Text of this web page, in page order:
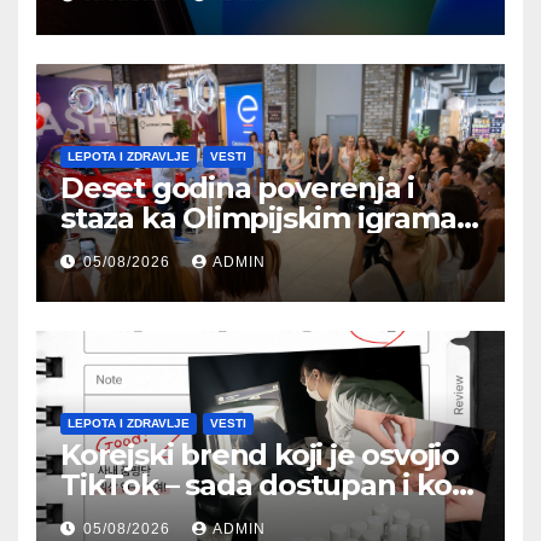
LEPOTA I ZDRAVLJE VESTI
Deset godina poverenja i
staza ka Olimpijskim igrama:
Lilly Drogerie proslavile
online rođendan
05/08/2026 ADMIN
LEPOTA I ZDRAVLJE VESTI
Korejski brend koji je osvojio
TikTok – sada dostupan i kod
nas05/08/2026 ADMIN